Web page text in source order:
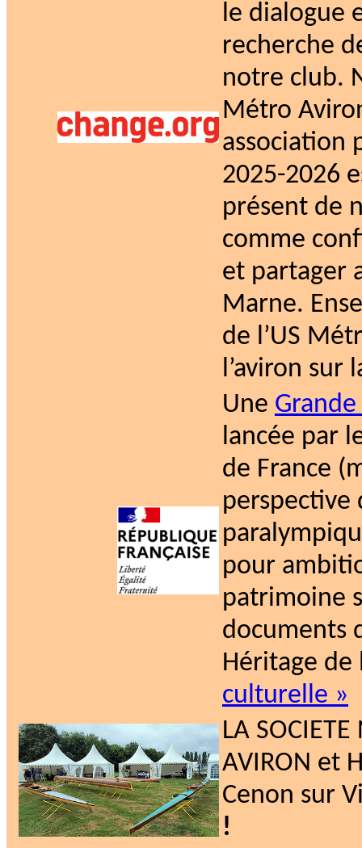
le dialogue
recherche
notre club.
Métro
association
2025-2026
présent de
comme
et partager
Marne.
de l’US
l’aviron sur
Une
lancée par
de France
perspective
pour
patrimoine
documents
Héritage de
culturelle »
LA SOCIETE
AVIRON et
Cenon sur
!